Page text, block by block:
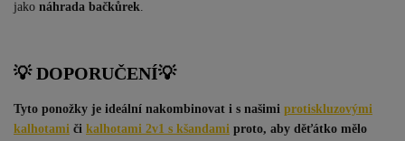
jako náhrada bačkůrek.
💡 DOPORUČENÍ💡
Tyto ponožky je ideální nakombinovat i s našimi protiskluzovými
kalhotami či kalhotami 2v1 s kšandami proto, aby děťátko mělo